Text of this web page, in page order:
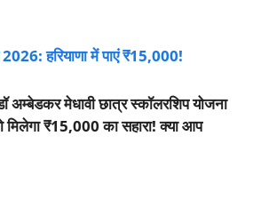
हरियाणा में पाएं ₹15,000!
अम्बेडकर मेधावी छात्र स्कॉलरशिप योजना
₹15,000 का सहारा! क्या आप